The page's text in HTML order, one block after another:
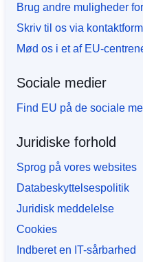
Brug andre muligheder
Skriv til os via
Mød os i et af EU-
Sociale medier
Find EU på de sociale
Juridiske forhold
Sprog på vores websites
Databeskyttelsespolitik
Juridisk meddelelse
Cookies
Indberet en IT-sårbarhed